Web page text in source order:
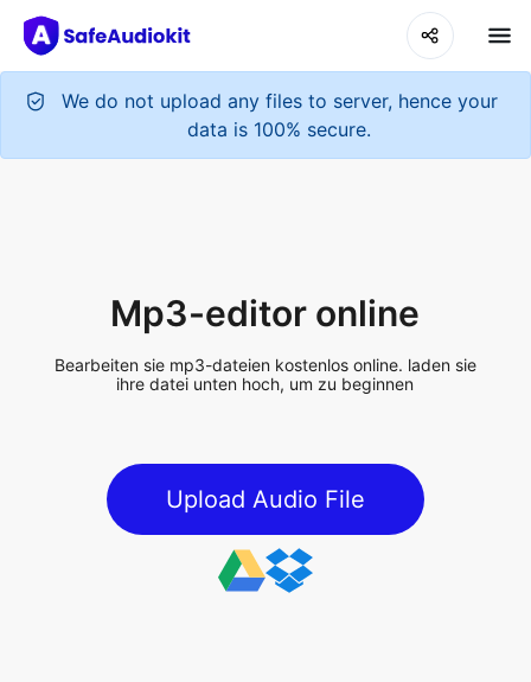
We do not upload any files to server, hence your
data is 100% secure.
Upload Audio File